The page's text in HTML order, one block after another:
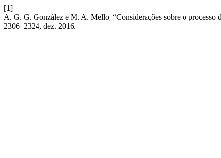
[1]
A. G. G. González e M. A. Mello, “Considerações sobre o processo
2306–2324, dez. 2016.